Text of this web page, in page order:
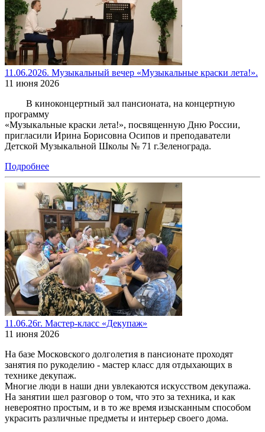
11.06.2026. Музыкальный вечер «Музыкальные краски лета!».
11 июня 2026
В киноконцертный зал пансионата, на концертную
программу
«Музыкальные краски лета!», посвященную Дню России,
пригласили Ирина Борисовна Осипов и преподаватели
Детской Музыкальной Школы № 71 г.Зеленограда.
Подробнее
11.06.26г. Мастер-класс «Декупаж»
11 июня 2026
На базе Московского долголетия в пансионате проходят
занятия по рукоделию - мастер класс для отдыхающих в
технике декупаж.
Многие люди в наши дни увлекаются искусством декупажа.
На занятии шел разговор о том, что это за техника, и как
невероятно простым, и в то же время изысканным способом
украсить различные предметы и интерьер своего дома.